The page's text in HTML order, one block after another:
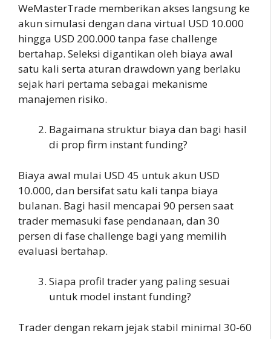
WeMasterTrade memberikan akses langsung ke
akun simulasi dengan dana virtual USD 10.000
hingga USD 200.000 tanpa fase challenge
bertahap. Seleksi digantikan oleh biaya awal
satu kali serta aturan drawdown yang berlaku
sejak hari pertama sebagai mekanisme
manajemen risiko.
Bagaimana struktur biaya dan bagi hasil
di prop firm instant funding?
Biaya awal mulai USD 45 untuk akun USD
10.000, dan bersifat satu kali tanpa biaya
bulanan. Bagi hasil mencapai 90 persen saat
trader memasuki fase pendanaan, dan 30
persen di fase challenge bagi yang memilih
evaluasi bertahap.
Siapa profil trader yang paling sesuai
untuk model instant funding?
Trader dengan rekam jejak stabil minimal 30-60